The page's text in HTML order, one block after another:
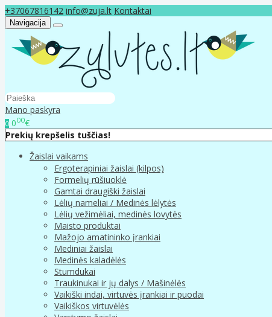
+37067816142 info@zuja.lt Kontaktai
Navigacija
Mano paskyra
0 000€
Prekių krepšelis tuščias!
Žaislai vaikams
Ergoterapiniai žaislai (kilpos)
Formelių rūšiuoklė
Gamtai draugiški žaislai
Lėlių nameliai / Medinės lėlytės
Lėlių vežimėliai, medinės lovytės
Maisto produktai
Mažojo amatininko įrankiai
Mediniai žaislai
Medinės kaladėlės
Stumdukai
Traukinukai ir jų dalys / Mašinėlės
Vaikiški indai, virtuvės įrankiai ir puodai
Vaikiškos virtuvėlės